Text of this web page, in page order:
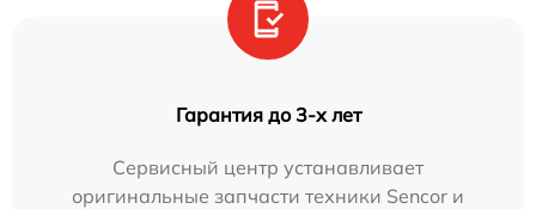
Гарантия до 3-х лет
Сервисный центр устанавливает
оригинальные запчасти техники Sencor и